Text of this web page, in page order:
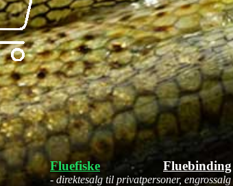
Fluefiske Fluebinding
- direktesalg til privatpersoner,